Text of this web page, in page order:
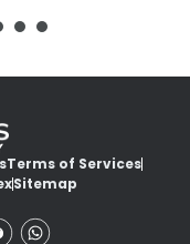
Terms of Services
Sitemap